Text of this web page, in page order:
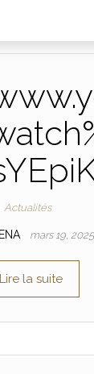
Actualités
mars 19, 2025
Lire la suite